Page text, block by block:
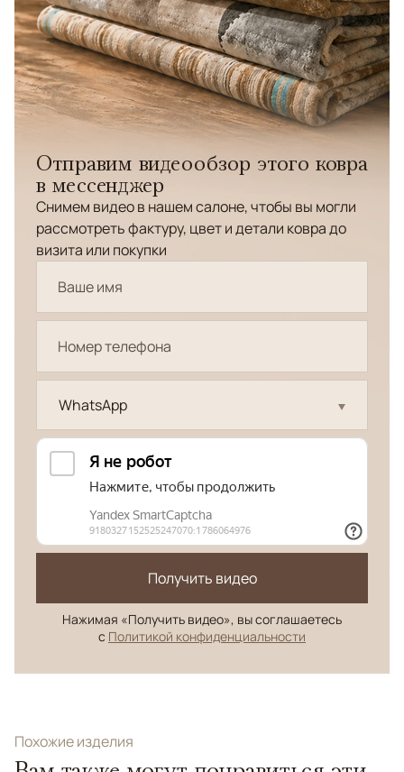
Отправим видеообзор этого ковра
в мессенджер
Снимем видео в нашем салоне, чтобы вы могли
рассмотреть фактуру, цвет и детали ковра до
визита или покупки
WhatsApp
Получить видео
Нажимая «Получить видео», вы соглашаетесь
с Политикой конфиденциальности
Похожие изделия